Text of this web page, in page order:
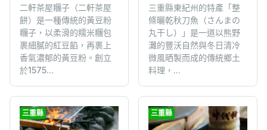
二軒茶屋糰子（二軒茶屋
餅）是一種傳統的黃豆粉
糰子，以柔滑的糯米糰包
裹細膩的紅豆餡，再裹上
香氣濃郁的黃豆粉。創立
於1575...
三重縣東紀州的特產「整
條曬乾秋刀魚（さんまの
丸干し）」是一道以熊野
灘的豐沃自然與冬日清冷
微風晒製而成的傳統鄉土
料理，...
三重縣 三重縣